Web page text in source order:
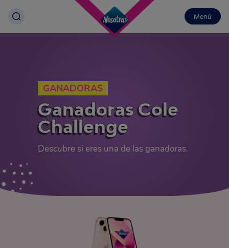
Menú
GANADORAS
Ganadoras Cole
Challenge
Descubre si eres una de las ganadoras.